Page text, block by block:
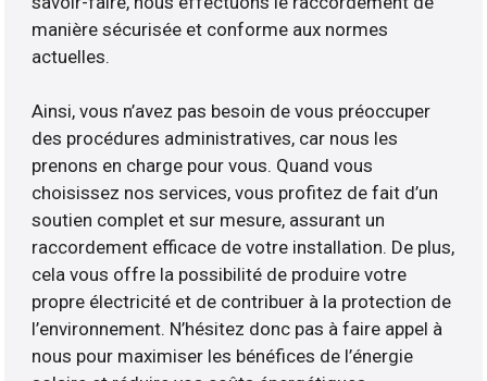
manière sécurisée et conforme aux normes
actuelles.
Ainsi, vous n’avez pas besoin de vous préoccuper
des procédures administratives, car nous les
prenons en charge pour vous. Quand vous
choisissez nos services, vous profitez de fait d’un
soutien complet et sur mesure, assurant un
raccordement efficace de votre installation. De plus,
cela vous offre la possibilité de produire votre
propre électricité et de contribuer à la protection de
l’environnement. N’hésitez donc pas à faire appel à
nous pour maximiser les bénéfices de l’énergie